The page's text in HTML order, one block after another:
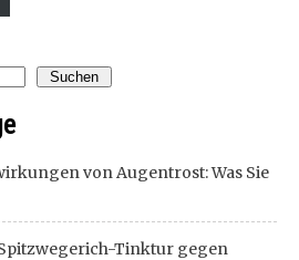
Suchen
von Augentrost: Was Sie
Tinktur gegen